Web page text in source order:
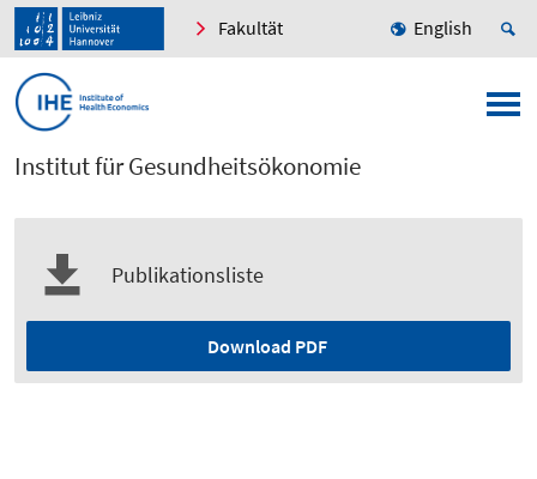
Fakultät English
Institut für Gesundheitsökonomie
Publikationsliste
Download PDF